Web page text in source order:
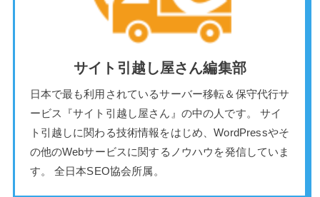
サイト引越し屋さん編集部
日本で最も利用されているサーバー移転＆保守代行サ
ービス『サイト引越し屋さん』の中の人です。 サイ
ト引越しに関わる技術情報をはじめ、WordPressやそ
の他のWebサービスに関するノウハウを発信していま
す。 全日本SEO協会所属。